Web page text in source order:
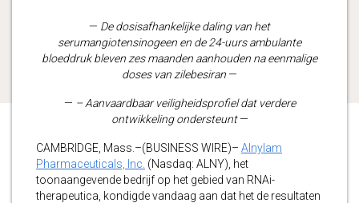
— De dosisafhankelijke daling van het
serumangiotensinogeen en de 24-uurs ambulante
bloeddruk bleven zes maanden aanhouden na eenmalige
doses van zilebesiran—
— – Aanvaardbaar veiligheidsprofiel dat verdere
ontwikkeling ondersteunt—
CAMBRIDGE, Mass.–(BUSINESS WIRE)– Alnylam
Pharmaceuticals, Inc. (Nasdaq: ALNY), het
toonaangevende bedrijf op het gebied van RNAi-
therapeutica, kondigde vandaag aan dat het de resultaten